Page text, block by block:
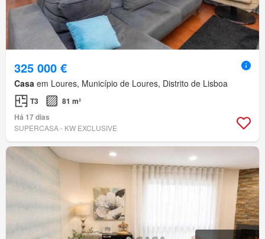
325 000 €
Casa em Loures, Município de Loures, Distrito de Lisboa
T3
81 m²
Há 17 dias
SUPERCASA - KW EXCLUSIVE